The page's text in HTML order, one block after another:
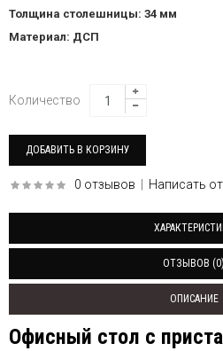
Толщина столешницы: 34 мм
Материал: ДСП
Количество
0 отзывов Написать
ОТЗЫВОВ (0)
ОПИСАНИЕ
Офисный стол с